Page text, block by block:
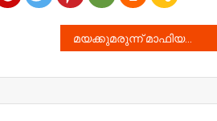
മയക്കുമരുന്ന് മാഫിയക്കെതിരെ ശക്തമായ നടപടി സ്വീകരിക്കും: ഡെപ്യൂട്ടി സ്പീക്കര്‍ ചിറ്റയം ഗോപകുമാര്‍